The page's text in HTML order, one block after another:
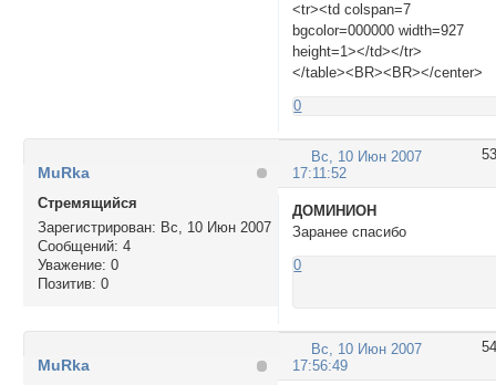
<tr><td colspan=7
bgcolor=000000 width=927
height=1></td></tr>
</table><BR><BR></center>
0
53
Вс, 10 Июн 2007
17:11:52
MuRka
Стремящийся
Зарегистрирован: Вс, 10 Июн 2007
Сообщений: 4
Уважение: 0
Позитив: 0
ДОМИНИОН
Заранее спасибо
0
54
Вс, 10 Июн 2007
17:56:49
MuRka